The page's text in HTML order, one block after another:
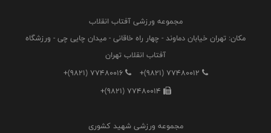
مجموعه ورزشی آفتاب انقلاب
مکان: تهران خیابان دماوند - چهار راه خاقانی - میدان چایی چی - ورزشگاه
آفتاب انقلاب تهران
+(9821) 77480012
+(9821) 77480016
+(9821) 77480014
مجموعه ورزشی شهید کشوری